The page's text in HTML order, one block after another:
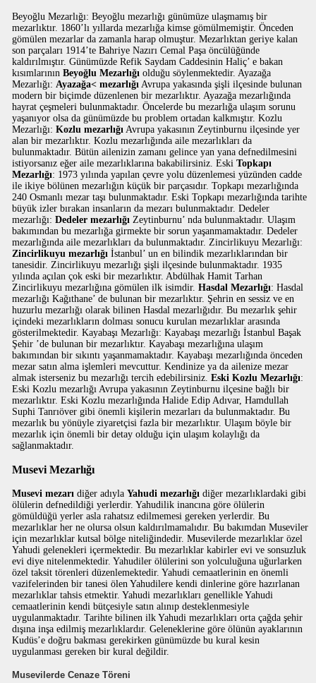
Beyoğlu Mezarlığı: Beyoğlu mezarlığı günümüze ulaşmamış bir
mezarlıktır. 1860’lı yıllarda mezarlığa kimse gömülmemiştir. Önceden
gömülen mezarlar da zamanla harap olmuştur. Mezarlıktan geriye kalan
son parçaları 1914’te Bahriye Nazırı Cemal Paşa öncülüğünde
kaldırılmıştır. Günümüzde Refik Saydam Caddesinin Haliç’ e bakan
kısımlarınınBeyoğlu Mezarlığı olduğu söylenmektedir. Ayazağa
Mezarlığı:Ayazağa< mezarlığı Avrupa yakasında şişli ilçesinde bulunan
modern bir biçimde düzenlenen bir mezarlıktır. Ayazağa mezarlığında
hayrat çeşmeleri bulunmaktadır. Öncelerde bu mezarlığa ulaşım sorunu
yaşanıyor olsa da günümüzde bu problem ortadan kalkmıştır. Kozlu
Mezarlığı:Kozlu mezarlığı Avrupa yakasının Zeytinburnu ilçesinde yer
alan bir mezarlıktır. Kozlu mezarlığında aile mezarlıkları da
bulunmaktadır. Bütün ailenizin zamanı gelince yan yana defnedilmesini
istiyorsanız eğer aile mezarlıklarına bakabilirsiniz. EskiTopkapı
Mezarlığı: 1973 yılında yapılan çevre yolu düzenlemesi yüzünden cadde
ile ikiye bölünen mezarlığın küçük bir parçasıdır. Topkapı mezarlığında
240 Osmanlı mezar taşı bulunmaktadır. Eski Topkapı mezarlığında tarihte
büyük izler bırakan insanların da mezarı bulunmaktadır. Dedeler
mezarlığı:Dedeler mezarlığı Zeytinburnu’ nda bulunmaktadır. Ulaşım
bakımından bu mezarlığa girmekte bir sorun yaşanmamaktadır. Dedeler
mezarlığında aile mezarlıkları da bulunmaktadır. Zincirlikuyu Mezarlığı:
Zincirlikuyu mezarlığı İstanbul’ un en bilindik mezarlıklarından bir
tanesidir. Zincirlikuyu mezarlığı şişli ilçesinde bulunmaktadır. 1935
yılında açılan çok eski bir mezarlıktır. Abdülhak Hamit Tarhan
Zincirlikuyu mezarlığına gömülen ilk isimdir.Hasdal Mezarlığı: Hasdal
mezarlığı Kağıthane’ de bulunan bir mezarlıktır. Şehrin en sessiz ve en
huzurlu mezarlığı olarak bilinen Hasdal mezarlığıdır. Bu mezarlık şehir
içindeki mezarlıkların dolması sonucu kurulan mezarlıklar arasında
gösterilmektedir. Kayabaşı Mezarlığı: Kayabaşı mezarlığı İstanbul Başak
Şehir ’de bulunan bir mezarlıktır. Kayabaşı mezarlığına ulaşım
bakımından bir sıkıntı yaşanmamaktadır. Kayabaşı mezarlığında önceden
mezar satın alma işlemleri mevcuttur. Kendinize ya da ailenize mezar
almak isterseniz bu mezarlığı tercih edebilirsiniz.Eski Kozlu Mezarlığı:
Eski Kozlu mezarlığı Avrupa yakasının Zeytinburnu ilçesine bağlı bir
mezarlıktır. Eski Kozlu mezarlığında Halide Edip Adıvar, Hamdullah
Suphi Tanrıöver gibi önemli kişilerin mezarları da bulunmaktadır. Bu
mezarlık bu yönüyle ziyaretçisi fazla bir mezarlıktır. Ulaşım böyle bir
mezarlık için önemli bir detay olduğu için ulaşım kolaylığı da
sağlanmaktadır.
Musevi Mezarlığı
Musevi mezarı diğer adıylaYahudi mezarlığı diğer mezarlıklardaki gibi
ölülerin defnedildiği yerlerdir. Yahudilik inancına göre ölülerin
gömüldüğü yerler asla rahatsız edilmemesi gereken yerlerdir. Bu
mezarlıklar her ne olursa olsun kaldırılmamalıdır. Bu bakımdan Museviler
için mezarlıklar kutsal bölge niteliğindedir. Musevilerde mezarlıklar özel
Yahudi gelenekleri içermektedir. Bu mezarlıklar kabirler evi ve sonsuzluk
evi diye nitelenmektedir. Yahudiler ölülerini son yolculuğuna uğurlarken
özel taksit törenleri düzenlemektedir. Yahudi cemaatlerinin en önemli
vazifelerinden bir tanesi ölen Yahudilere kendi dinlerine göre hazırlanan
mezarlıklar tahsis etmektir. Yahudi mezarlıkları genellikle Yahudi
cemaatlerinin kendi bütçesiyle satın alınıp desteklenmesiyle
uygulanmaktadır. Tarihte bilinen ilk Yahudi mezarlıkları orta çağda şehir
dışına inşa edilmiş mezarlıklardır. Geleneklerine göre ölünün ayaklarının
Kudüs’e doğru bakması gerekirken günümüzde bu kural kesin
uygulanması gereken bir kural değildir.
Musevilerde Cenaze Töreni